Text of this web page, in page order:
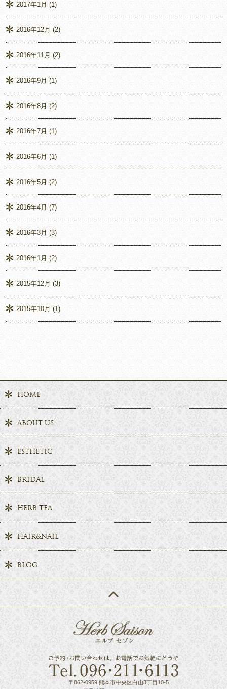
2017年1月 (1)
2016年12月 (2)
2016年11月 (2)
2016年9月 (1)
2016年8月 (2)
2016年7月 (1)
2016年6月 (1)
2016年5月 (2)
2016年4月 (7)
2016年3月 (3)
2016年1月 (2)
2015年12月 (3)
2015年10月 (1)
HOME
ABOUT US
ESTHETIC
BRIDAL
HERB TEA
HAIR&NAIL
BLOG
〒862-0959 熊本市中央区白山3丁目10-5